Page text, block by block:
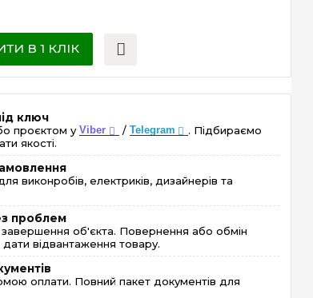
В 1 КЛІК
ключ
проєктом уViber / Telegram
. Підбираємо
якості.
виконробів, електриків, дизайнерів та
проблем
об'єкта. Повернення або обмін
відвантаження товару.
оплати. Повний пакет документів для